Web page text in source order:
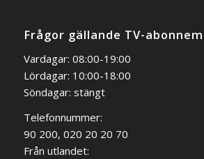
Frågor gällande TV-
Vardagar: 08:00-19:00
Lördagar: 10:00-18:00
Söndagar: stängt
Telefonnummer:
90 200, 020 20 20 70
Från utlandet: